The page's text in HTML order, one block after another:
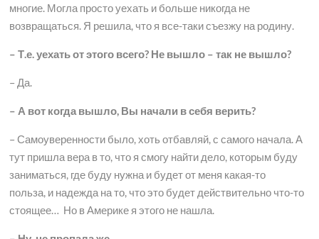
многие. Могла просто уехать и больше никогда не
возвращаться. Я решила, что я все-таки съезжу на родину.
– Т.е. уехать от этого всего? Не вышло – так не вышло?
– Да.
– А вот когда вышло, Вы начали в себя верить?
– Самоуверенности было, хоть отбавляй, с самого начала. А
тут пришла вера в то, что я смогу найти дело, которым буду
заниматься, где буду нужна и будет от меня какая-то
польза, и надежда на то, что это будет действительно что-то
стоящее… Но в Америке я этого не нашла.